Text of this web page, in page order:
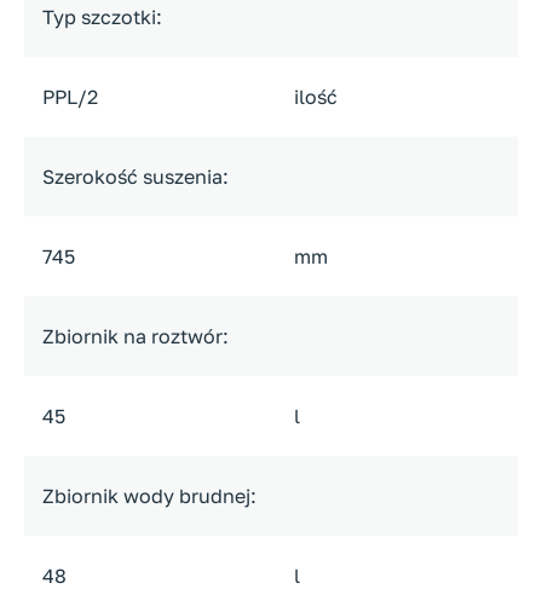
Typ szczotki:
PPL/2 ilość
Szerokość suszenia:
745 mm
Zbiornik na roztwór:
45 l
Zbiornik wody brudnej:
48 l